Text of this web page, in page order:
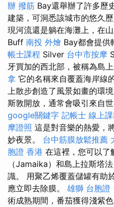
辦 撥筋 Bay還舉辦了許多歷
建築，可洞悉該城市的悠久歷
現河流還是躺在海灘上，在
Buff 南投 外燴 Bay都會提供
帳士課程 Silver 台中市按摩
牙買加的西北部，被稱為島
拿 它的名稱來自覆蓋海岸線
上散步創造了風景如畫的環
斯敦開放，通常會吸引來自
google關鍵字 記帳士 線上
摩證照 這是對音樂的熱愛，
妙夜景。 台中筋膜放鬆推薦
胞證 香港 在這裡，您可以了
（Jamaika）和島上拉斯塔
識。 用聚乙烯覆蓋儲罐有助
應立即去除膜。 雄獅 台胞證
術成熟期間，番茄獲得淺紫